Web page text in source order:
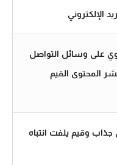
الإلكتروني
على وسائل التواصل
المحتوى القيم
جذاب وقيم يلفت انتباه